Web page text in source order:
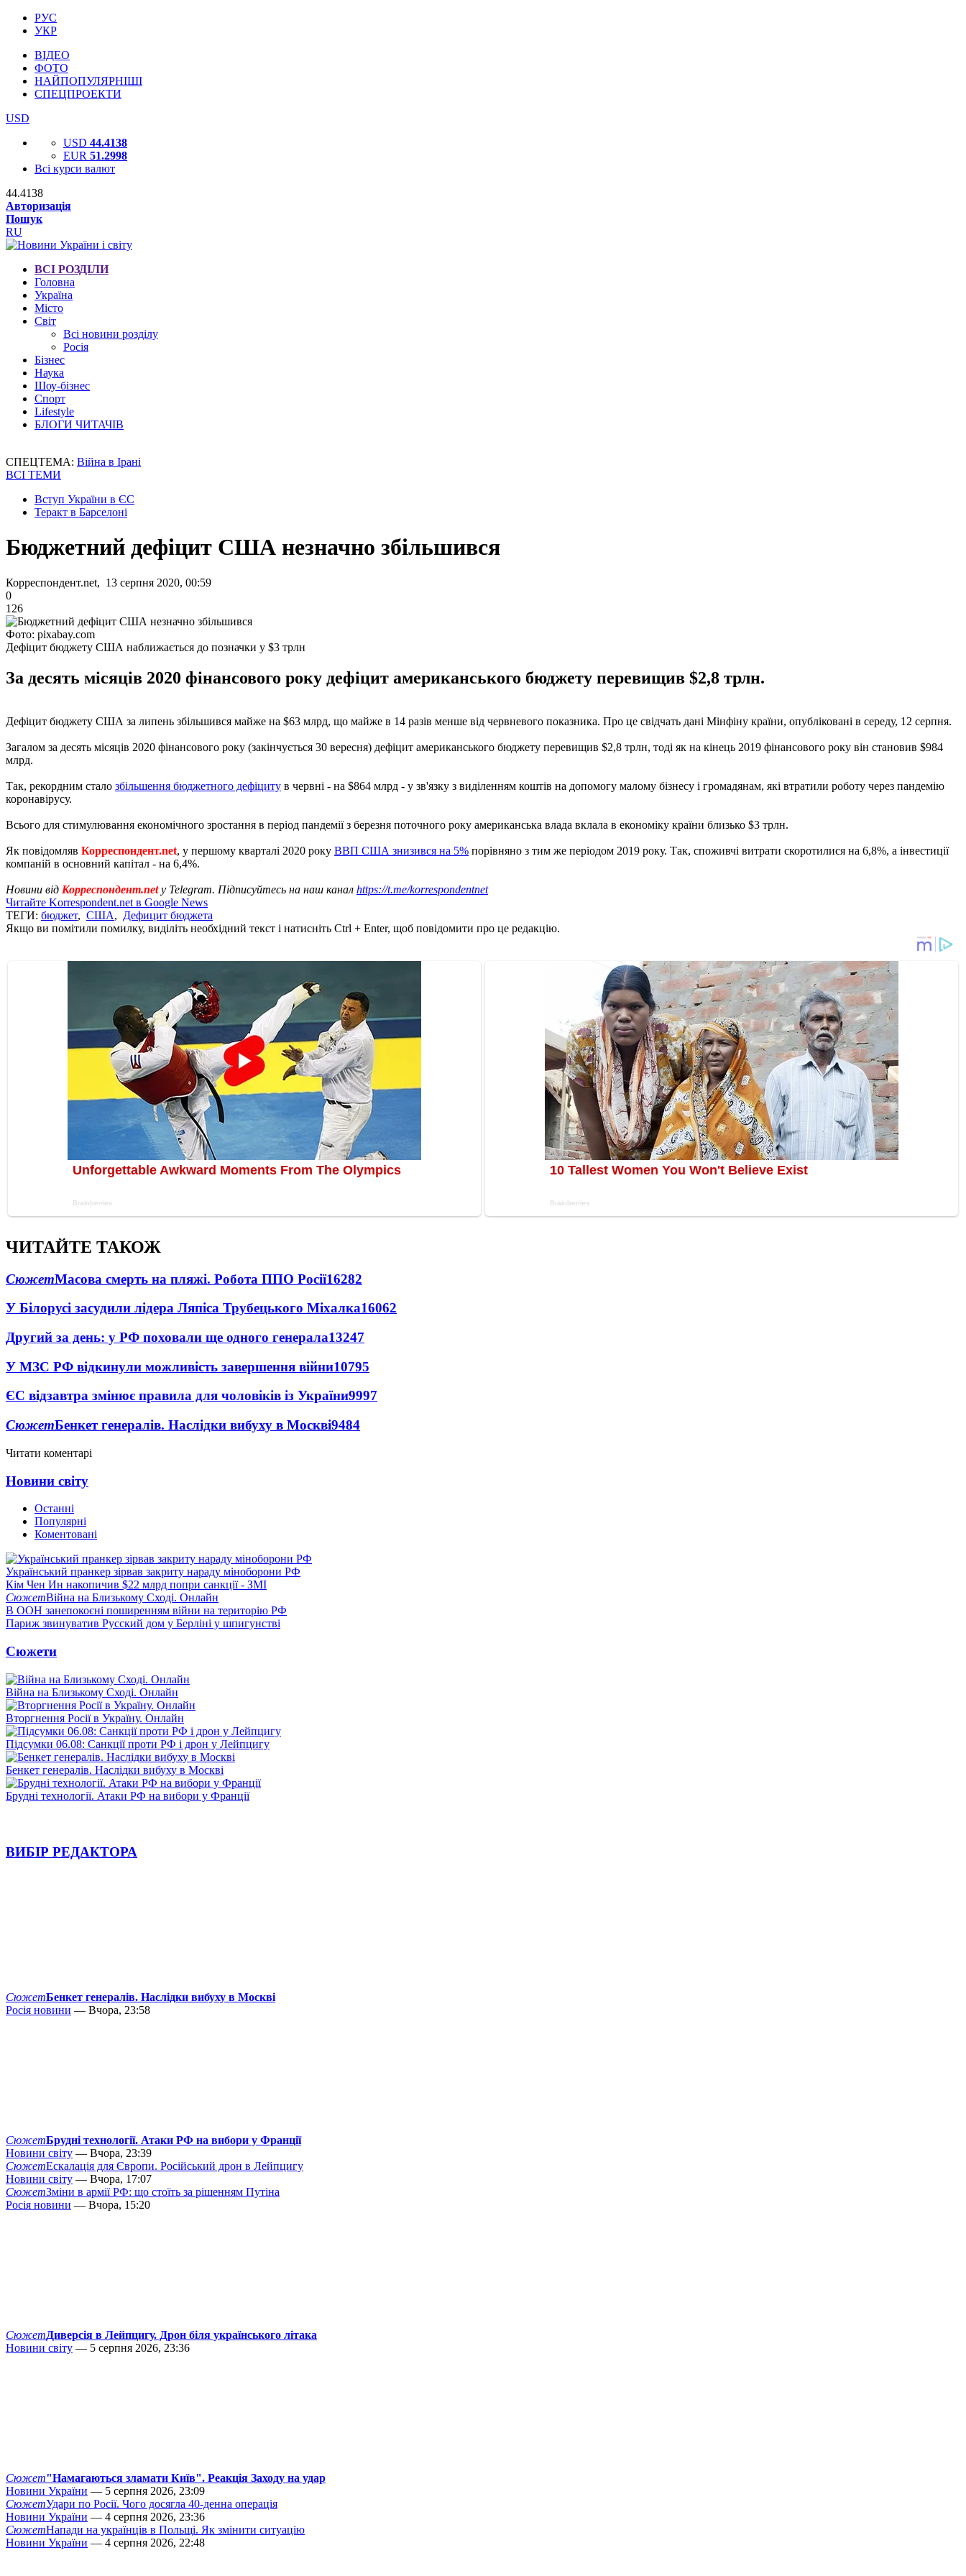
РУС
УКР
ВІДЕО
ФОТО
НАЙПОПУЛЯРНІШІ
СПЕЦПРОЕКТИ
USD
USD 44.4138
EUR 51.2998
Всі курси валют
44.4138
Авторизація
Пошук
RU
ВСІ РОЗДІЛИ
Головна
Україна
Місто
Світ
Всі новини розділу
Росія
Бізнес
Наука
Шоу-бізнес
Спорт
Lifestyle
БЛОГИ ЧИТАЧІВ
СПЕЦТЕМА: Війна в Ірані
ВСІ ТЕМИ
Вступ України в ЄС
Теракт в Барселоні
Бюджетний дефіцит США незначно збільшився
Корреспондент.net, 13 серпня 2020, 00:59
0
126
Фото: pixabay.com
Дефіцит бюджету США наближається до позначки у $3 трлн
За десять місяців 2020 фінансового року дефіцит американського бюджету перевищив $2,8 трлн.
Дефіцит бюджету США за липень збільшився майже на $63 млрд, що майже в 14 разів менше від червневого показника. Про це свідчать дані Мінфіну країни, опубліковані в середу, 12 серпня.
Загалом за десять місяців 2020 фінансового року (закінчується 30 вересня) дефіцит американського бюджету перевищив $2,8 трлн, тоді як на кінець 2019 фінансового року він становив $984
млрд.
Так, рекордним стало збільшення бюджетного дефіциту в червні - на $864 млрд - у зв'язку з виділенням коштів на допомогу малому бізнесу і громадянам, які втратили роботу через пандемію
коронавірусу.
Всього для стимулювання економічного зростання в період пандемії з березня поточного року американська влада вклала в економіку країни близько $3 трлн.
Як повідомляв Корреспондент.net, у першому кварталі 2020 року ВВП США знизився на 5% порівняно з тим же періодом 2019 року. Так, споживчі витрати скоротилися на 6,8%, а інвестиції
компаній в основний капітал - на 6,4%.
Новини від Корреспондент.netу Telegram. Підписуйтесь на наш канал https://t.me/korrespondentnet
Читайте Korrespondent.net в Google News
ТЕГИ: бюджет, США, Дефицит бюджета
Якщо ви помітили помилку, виділіть необхідний текст і натисніть Ctrl + Enter, щоб повідомити про це редакцію.
ЧИТАЙТЕ ТАКОЖ
СюжетМасова смерть на пляжі. Робота ППО Росії16282
У Білорусі засудили лідера Ляпіса Трубецького Міхалка16062
Другий за день: у РФ поховали ще одного генерала13247
У МЗС РФ відкинули можливість завершення війни10795
ЄС відзавтра змінює правила для чоловіків із України9997
СюжетБенкет генералів. Наслідки вибуху в Москві9484
Читати коментарі
Новини світу
Останні
Популярні
Коментовані
Український пранкер зірвав закриту нараду міноборони РФ
Кім Чен Ин накопичив $22 млрд попри санкції - ЗМІ
СюжетВійна на Близькому Сході. Онлайн
В ООН занепокоєні поширенням війни на територію РФ
Париж звинуватив Русский дом у Берліні у шпигунстві
Сюжети
Війна на Близькому Сході. Онлайн
Вторгнення Росії в Україну. Онлайн
Підсумки 06.08: Санкції проти РФ і дрон у Лейпцигу
Бенкет генералів. Наслідки вибуху в Москві
Брудні технології. Атаки РФ на вибори у Франції
ВИБІР РЕДАКТОРА
СюжетБенкет генералів. Наслідки вибуху в Москві
Росія новини — Вчора, 23:58
СюжетБрудні технології. Атаки РФ на вибори у Франції
Новини світу — Вчора, 23:39
СюжетЕскалація для Європи. Російський дрон в Лейпцигу
Новини світу — Вчора, 17:07
СюжетЗміни в армії РФ: що стоїть за рішенням Путіна
Росія новини — Вчора, 15:20
СюжетДиверсія в Лейпцигу. Дрон біля українського літака
Новини світу — 5 серпня 2026, 23:36
Сюжет"Намагаються зламати Київ". Реакція Заходу на удар
Новини України — 5 серпня 2026, 23:09
СюжетУдари по Росії. Чого досягла 40-денна операція
Новини України — 4 серпня 2026, 23:36
СюжетНапади на українців в Польщі. Як змінити ситуацію
Новини України — 4 серпня 2026, 22:48